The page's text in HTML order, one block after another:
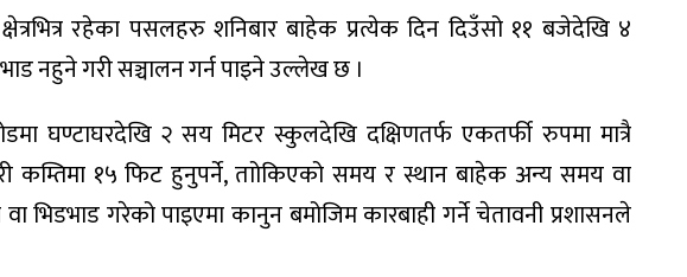
रहेका पसलहरु शनिबार बाहेक प्रत्येक दिन दिउँसो ११ बजेदेखि ४
नहुने गरी सञ्चालन गर्न पाइने उल्लेख छ ।
घण्टाघरदेखि २ सय मिटर स्कुलदेखि दक्षिणतर्फ एकतर्फी रुपमा मात्रै
१५ फिट हुनुपर्ने, ताोकिएको समय र स्थान बाहेक अन्य समय वा
गरेको पाइएमा कानुन बमोजिम कारबाही गर्ने चेतावनी प्रशासनले